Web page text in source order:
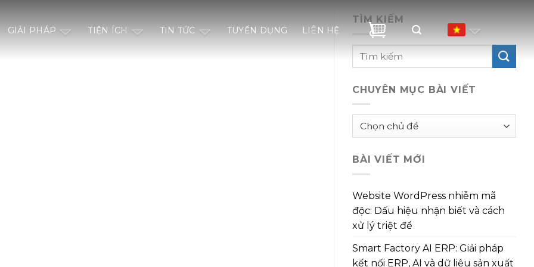
GIẢI PHÁP TIỆN ÍCH TIN TỨC TUYỂN DỤNG LIÊN HỆ
TÌM KIẾM
CHUYÊN MỤC BÀI VIẾT
Chuyên
viết
BÀI VIẾT MỚI
Website WordPress nhiễm mã
độc: Dấu hiệu nhận biết và cách
xử lý triệt để
Smart Factory AI ERP: Giải pháp
kết nối ERP, AI và dữ liệu sản xuất